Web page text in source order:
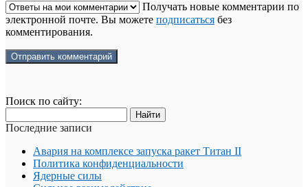
Получать новые комментарии по
электронной почте. Вы можете подписаться без
комментирования.
Поиск по сайту:
Последние записи
Авария на комплексе запуска ракет Титан II
Политика конфиденциальности
Ядерные силы